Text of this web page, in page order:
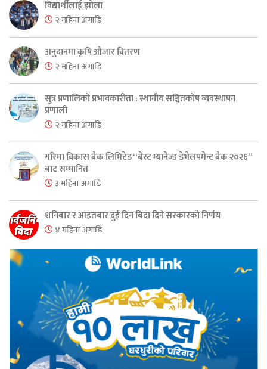
विद्यार्थीलाई झोला
२ महिना अगाडि
अनुदानमा कृषि औजार वितरण
२ महिना अगाडि
सुत्र प्रणालिको प्रभावकारीता : स्थानीय सञ्चितकोष व्यवस्थापन
प्रणाली
२ महिना अगाडि
गरिमा विकास बैंक लिमिटेड “बेस्ट म्यानेज्ड डेभेलपमेन्ट बैंक २०२६”
बाट सम्मानित
३ महिना अगाडि
शनिबार र आइतबार दुई दिन बिदा दिने सरकारको निर्णय
४ महिना अगाडि